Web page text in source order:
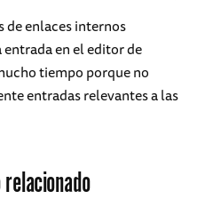
de enlaces internos
en el editor de
tiempo porque no
entradas relevantes a las